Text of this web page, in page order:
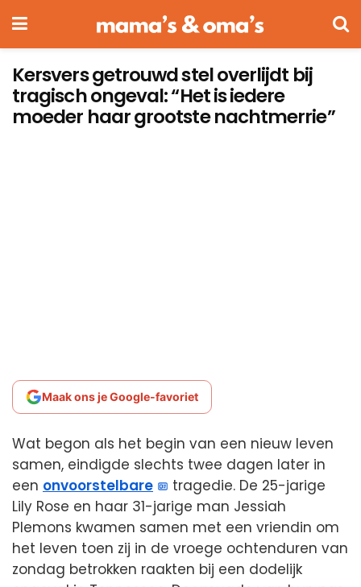
Kersvers getrouwd stel overlijdt bij
tragisch ongeval: “Het is iedere
moeder haar grootste nachtmerrie”
Maak ons je Google-favoriet
Wat begon als het begin van een nieuw leven
samen, eindigde slechts twee dagen later in
een onvoorstelbare
tragedie. De 25-jarige
Lily Rose en haar 31-jarige man Jessiah
Plemons kwamen samen met een vriendin om
het leven toen zij in de vroege ochtenduren van
zondag betrokken raakten bij een dodelijk